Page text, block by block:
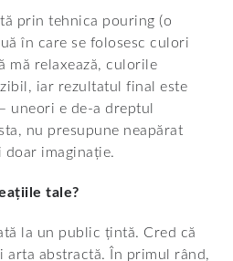
prin tehnica pouring (o
în care se folosesc culori
mă relaxează, culorile
iar rezultatul final este
uneori e de-a dreptul
nu presupune neapărat
imaginație.
tale?
la un public țintă. Cred că
arta abstractă. În primul rând,